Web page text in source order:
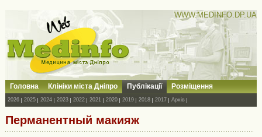
WWW.MEDINFO.DP.UA
Головна Клініки міста Дніпро Публікації Розміщення
2026 2025 2024 2023 2022 2021 2020 2019 2018 2017 Архів
Перманентный макияж